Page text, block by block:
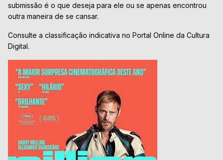
submissão é o que deseja para ele ou se apenas encontrou
outra maneira de se cansar.
Consulte a classificação indicativa no Portal Online da Cultura
Digital.